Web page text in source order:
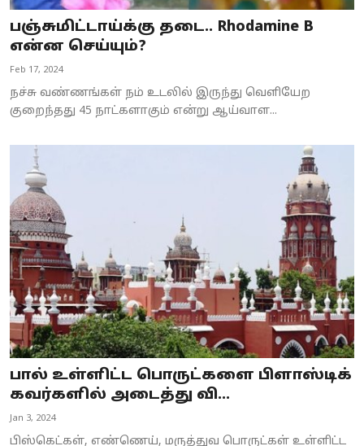
பஞ்சுமிட்டாய்க்கு தடை.. Rhodamine B
என்ன செய்யும்?
Feb 17, 2024
நச்சு வண்ணங்கள் நம் உடலில் இருந்து வெளியேற
குறைந்தது 45 நாட்களாகும் என்று ஆய்வாள...
பால் உள்ளிட்ட பொருட்களை பிளாஸ்டிக்
கவர்களில் அடைத்து வி...
Jan 3, 2024
பிஸ்கெட்கள், எண்ணெய், மருத்துவ பொருட்கள் உள்ளிட்ட